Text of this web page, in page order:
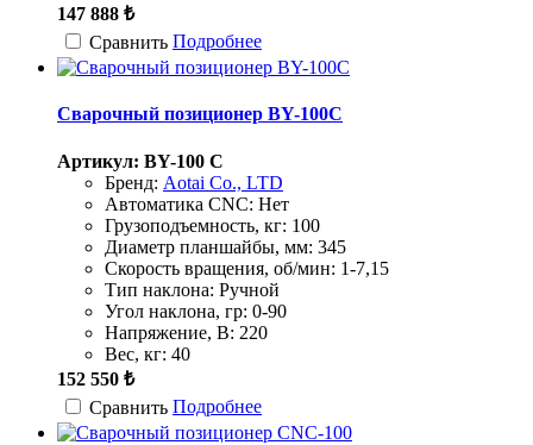
147 888 ₺
Сравнить Подробнее
Сварочный позиционер BY-100C
Артикул: BY-100 C
Бренд: Aotai Co., LTD
Автоматика CNC: Нет
Грузоподъемность, кг: 100
Диаметр планшайбы, мм: 345
Скорость вращения, об/мин: 1-7,15
Тип наклона: Ручной
Угол наклона, гр: 0-90
Напряжение, В: 220
Вес, кг: 40
152 550 ₺
Сравнить Подробнее